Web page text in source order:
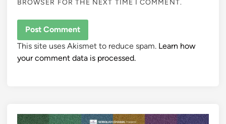
BROWSER FOR THE NEXT TIME I COMMENT.
This site uses Akismet to reduce spam. Learn how
your comment data is processed.